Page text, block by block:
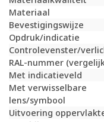
Materiaal
Bevestigingswijze
Opdruk/indicatie
Controlevenster/
RAL-nummer
Met indicatieveld
Met verwisselbare
lens/symbool
Uitvoering